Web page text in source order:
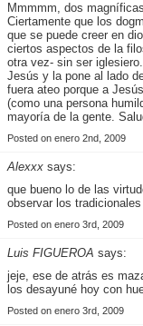
Mmmmm, dos
Ciertamente que los
que se puede creer en
ciertos aspectos de la
otra vez- sin ser
Jesús y la pone al lado
fuera ateo porque a
(como una persona
mayoría de la gente.
Posted on enero 2nd, 2009
Alexxx says:
que bueno lo de las
observar los
Posted on enero 3rd, 2009
Luis FIGUEROA says:
jeje, ese de atrás es
los desayuné hoy con
Posted on enero 3rd, 2009